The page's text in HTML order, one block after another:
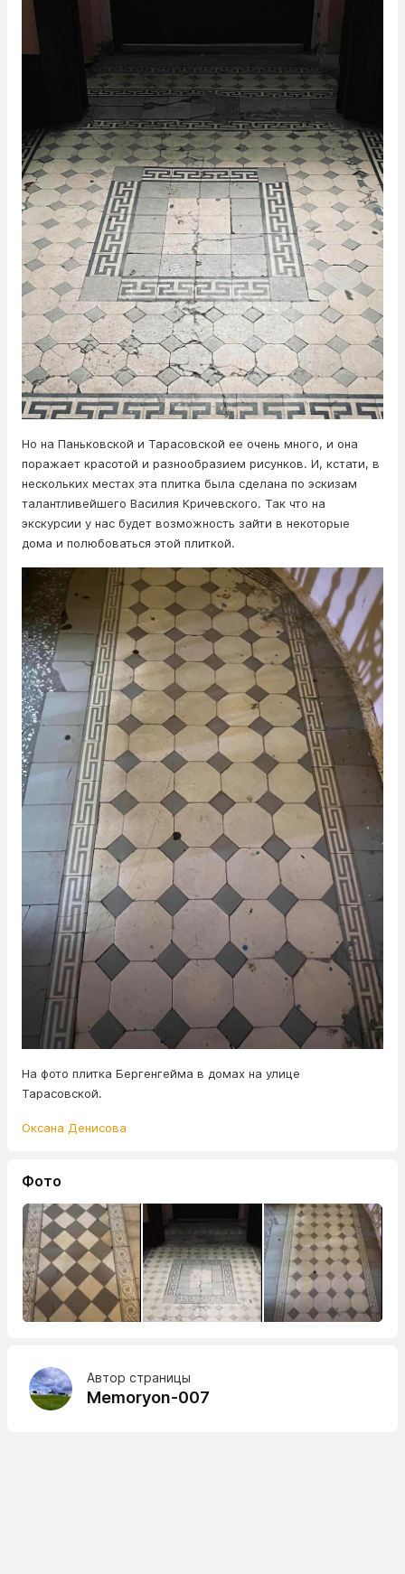
Но на Паньковской и Тарасовской ее очень много, и она
поражает красотой и разнообразием рисунков. И, кстати, в
нескольких местах эта плитка была сделана по эскизам
талантливейшего Василия Кричевского. Так что на
экскурсии у нас будет возможность зайти в некоторые
дома и полюбоваться этой плиткой.
На фото плитка Бергенгейма в домах на улице
Тарасовской.
Оксана Денисова
Фото
Автор страницы
Memoryon-007